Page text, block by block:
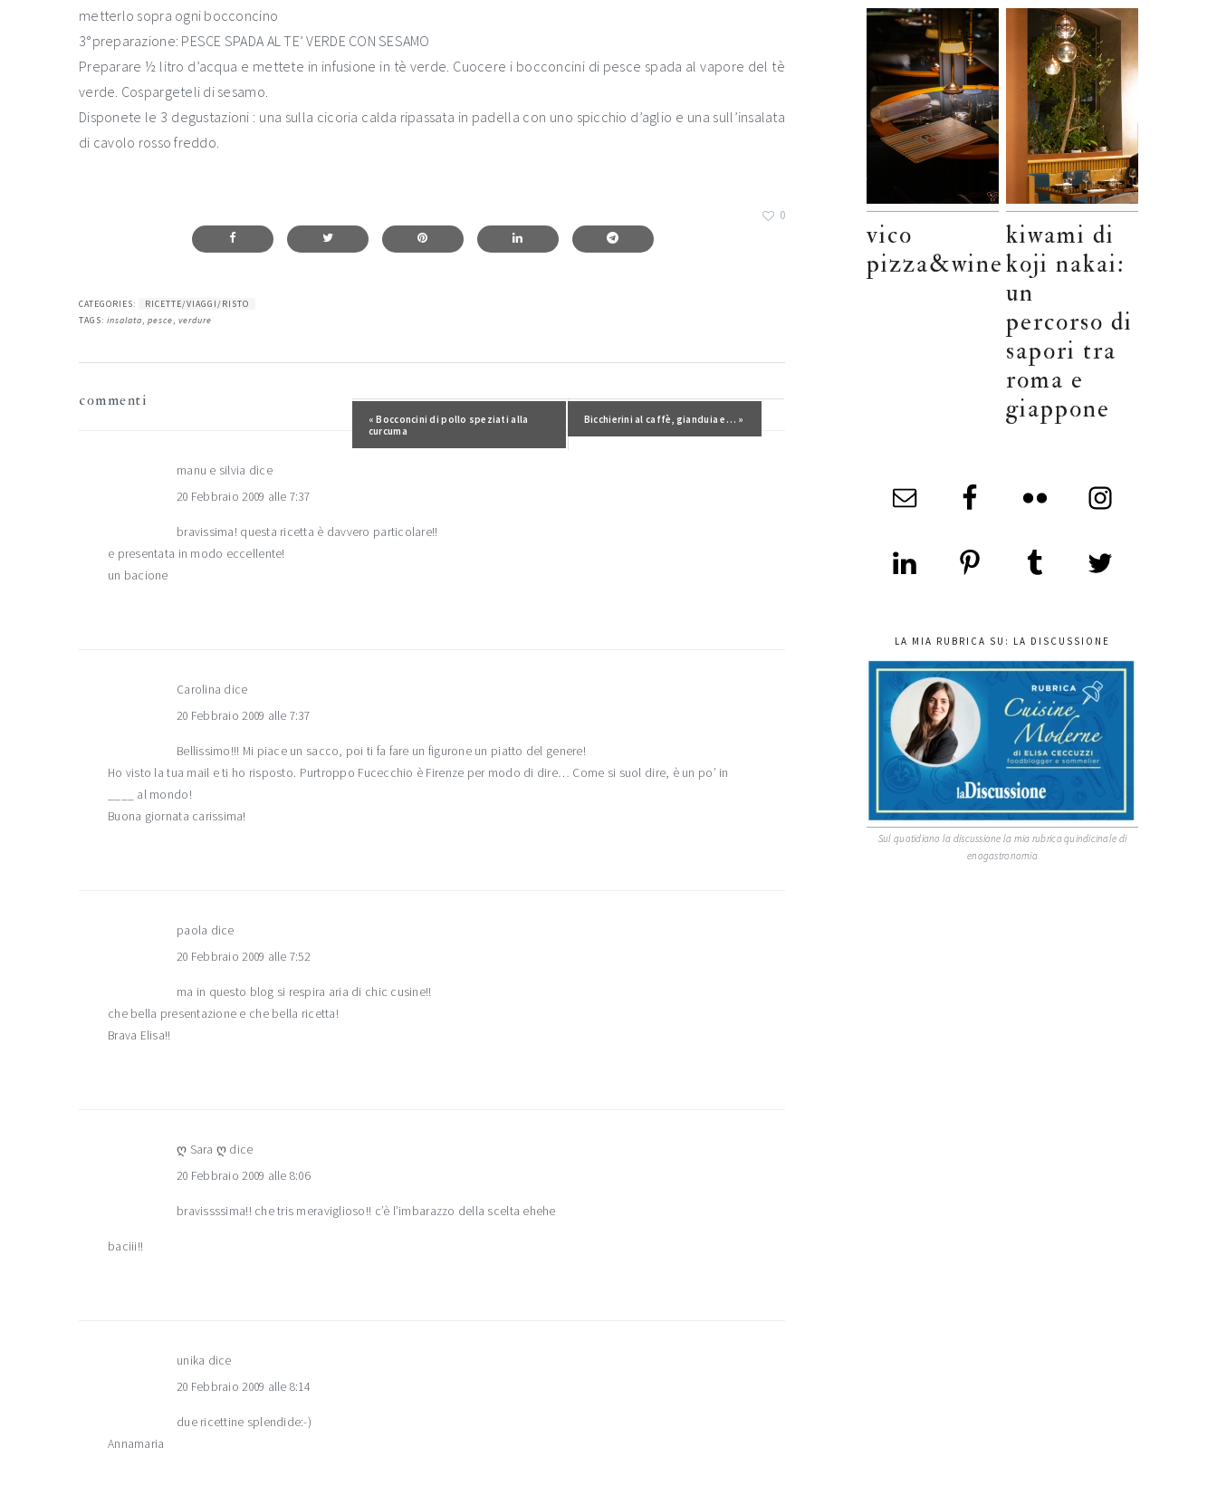
metterlo sopra ogni bocconcino
3°preparazione: PESCE SPADA AL TE’ VERDE CON SESAMO
Preparare ½ litro d’acqua e mettete in infusione in tè verde. Cuocere i bocconcini di pesce spada al vapore del tè
verde. Cospargeteli di sesamo.
Disponete le 3 degustazioni : una sulla cicoria calda ripassata in padella con uno spicchio d’aglio e una sull’insalata
di cavolo rosso freddo.
0
CATEGORIES:
RICETTE/VIAGGI/RISTO
TAGS: insalata, pesce, verdure
Post precedente:
« Bocconcini di pollo speziati alla
curcuma
Post successivo:
Bicchierini al caffè, gianduia e… »
del
commenti
manu e silvia dice
20 Febbraio 2009 alle 7:37
bravissima! questa ricetta è davvero particolare!!
e presentata in modo eccellente!
un bacione
Carolina dice
20 Febbraio 2009 alle 7:37
Bellissimo!!! Mi piace un sacco, poi ti fa fare un figurone un piatto del genere!
Ho visto la tua mail e ti ho risposto. Purtroppo Fucecchio è Firenze per modo di dire… Come si suol dire, è un po’ in
____ al mondo!
Buona giornata carissima!
paola dice
20 Febbraio 2009 alle 7:52
ma in questo blog si respira aria di chic cusine!!
che bella presentazione e che bella ricetta!
Brava Elisa!!
ღ Sara ღ dice
20 Febbraio 2009 alle 8:06
bravissssima!! che tris meraviglioso!! c’è l’imbarazzo della scelta ehehe
baciii!!
unika dice
20 Febbraio 2009 alle 8:14
due ricettine splendide:-)
Annamaria
vico
pizza&wine
kiwami di
koji nakai:
un
percorso di
sapori tra
roma e
giappone
LA MIA RUBRICA SU: LA DISCUSSIONE
Sul quotidiano la discussione la mia rubrica quindicinale di
enogastronomia